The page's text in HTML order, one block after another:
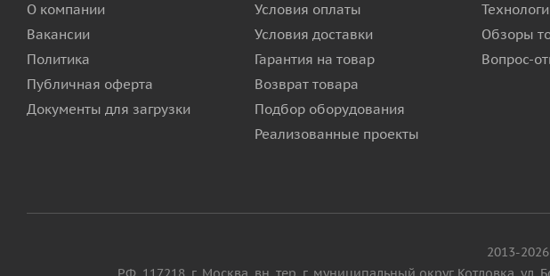
О компании
Вакансии
Политика
Публичная оферта
Документы для загрузки
Условия оплаты
Условия доставки
Гарантия на товар
Возврат товара
Подбор оборудования
Реализованные проекты
Обзоры
Вопрос-
2013-